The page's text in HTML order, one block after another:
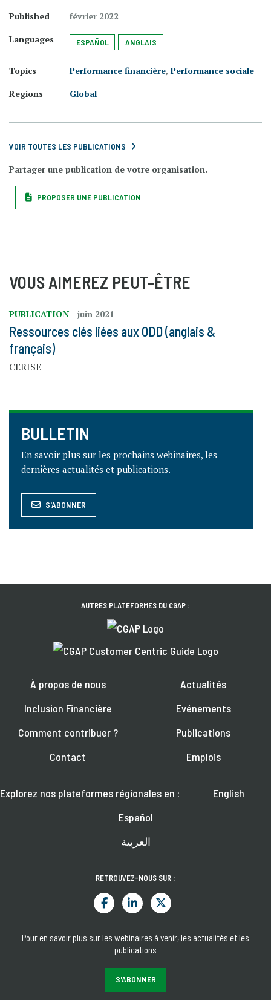
Published
février 2022
Languages
ESPAÑOL ANGLAIS
Topics Performance financière, Performance sociale
Regions
Global
VOIR TOUTES LES PUBLICATIONS
Partager une publication de votre organisation.
PROPOSER UNE PUBLICATION
VOUS AIMEREZ PEUT-ÊTRE
PUBLICATION juin 2021
Ressources clés liées aux ODD (anglais &
français)
CERISE
BULLETIN
En savoir plus sur les prochains webinaires, les
dernières actualités et publications.
S'ABONNER
AUTRES PLATEFORMES DU CGAP :
À propos de nous
Inclusion Financière
Comment contribuer ?
Contact
Actualités
Evénements
Publications
Emplois
Explorez nos plateformes régionales en :
English
Español
العربية
RETROUVEZ-NOUS SUR :
Pour en savoir plus sur les webinaires à venir, les actualités et les
publications
S'ABONNER